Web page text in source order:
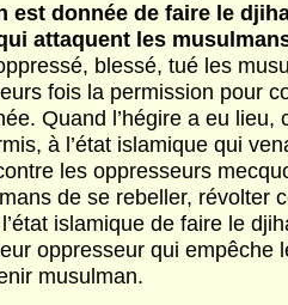
est donnée de faire le
attaquent les
blessé, tué les
fois la permission pour
Quand l’hégire a eu
à l’état islamique qui
les oppresseurs
de se rebeller, révolter
islamique de faire le
oppresseur qui empêche
musulman.